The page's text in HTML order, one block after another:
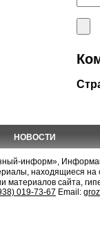
НОВОСТИ
информ»,
находящиеся на
материалов сайта,
019-73-67 Email: